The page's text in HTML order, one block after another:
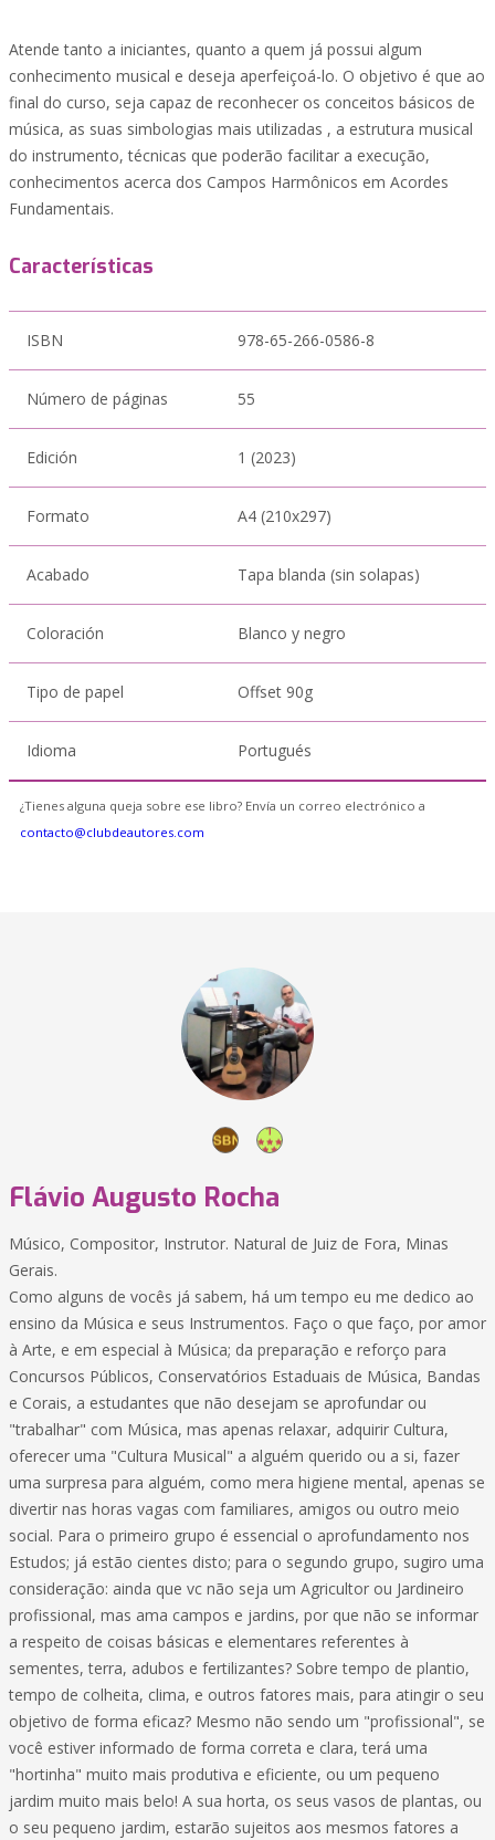
Atende tanto a iniciantes, quanto a quem já possui algum
conhecimento musical e deseja aperfeiçoá-lo. O objetivo é que ao
final do curso, seja capaz de reconhecer os conceitos básicos de
música, as suas simbologias mais utilizadas , a estrutura musical
do instrumento, técnicas que poderão facilitar a execução,
conhecimentos acerca dos Campos Harmônicos em Acordes
Fundamentais.
Características
ISBN 978-65-266-0586-8
Número de páginas 55
Edición 1 (2023)
Formato A4 (210x297)
Acabado Tapa blanda (sin solapas)
Coloración Blanco y negro
Tipo de papel Offset 90g
Idioma Portugués
¿Tienes alguna queja sobre ese libro? Envía un correo electrónico a
contacto@clubdeautores.com
Flávio Augusto Rocha
Músico, Compositor, Instrutor. Natural de Juiz de Fora, Minas
Gerais.
Como alguns de vocês já sabem, há um tempo eu me dedico ao
ensino da Música e seus Instrumentos. Faço o que faço, por amor
à Arte, e em especial à Música; da preparação e reforço para
Concursos Públicos, Conservatórios Estaduais de Música, Bandas
e Corais, a estudantes que não desejam se aprofundar ou
"trabalhar" com Música, mas apenas relaxar, adquirir Cultura,
oferecer uma "Cultura Musical" a alguém querido ou a si, fazer
uma surpresa para alguém, como mera higiene mental, apenas se
divertir nas horas vagas com familiares, amigos ou outro meio
social. Para o primeiro grupo é essencial o aprofundamento nos
Estudos; já estão cientes disto; para o segundo grupo, sugiro uma
consideração: ainda que vc não seja um Agricultor ou Jardineiro
profissional, mas ama campos e jardins, por que não se informar
a respeito de coisas básicas e elementares referentes à
sementes, terra, adubos e fertilizantes? Sobre tempo de plantio,
tempo de colheita, clima, e outros fatores mais, para atingir o seu
objetivo de forma eficaz? Mesmo não sendo um "profissional", se
você estiver informado de forma correta e clara, terá uma
"hortinha" muito mais produtiva e eficiente, ou um pequeno
jardim muito mais belo! A sua horta, os seus vasos de plantas, ou
o seu pequeno jardim, estarão sujeitos aos mesmos fatores a